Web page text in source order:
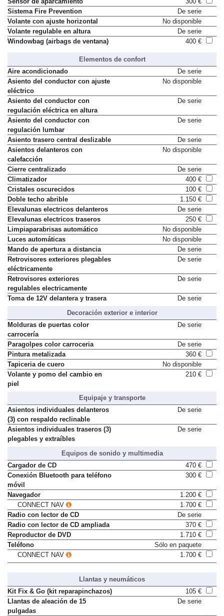
Sistema Fire Prevention
De serie
Volante con ajuste horizontal
No disponible
Volante regulable en altura
De serie
Windowbag (airbags de ventana)
400 €
Elementos de confort
Aire acondicionado
De serie
Asiento del conductor con ajuste
eléctrico
No disponible
Asiento del conductor con
regulación eléctrica en altura
De serie
Asiento del conductor con
regulación lumbar
De serie
Asiento trasero central deslizable
De serie
Asientos delanteros con
calefacción
No disponible
Cierre centralizado
De serie
Climatizador
400 €
Cristales oscurecidos
100 €
Doble techo abrible
1.150 €
Elevalunas electricos delanteros
De serie
Elevalunas electricos traseros
250 €
Limpiaparabrisas automático
No disponible
Luces automáticas
No disponible
Mando de apertura a distancia
De serie
Retrovisores exteriores plegables
eléctricamente
De serie
Retrovisores exteriores
regulables electricamente
De serie
Toma de 12V delantera y trasera
De serie
Decoración exterior e interior
Molduras de puertas color
carrocería
De serie
Paragolpes color carroceria
De serie
Pintura metalizada
360 €
Tapiceria de cuero
No disponible
Volante y pomo del cambio en
piel
210 €
Equipaje y transporte
Asientos individuales delanteros
(3) con respaldo reclinable
De serie
Asientos individuales traseros (3)
plegables y extraíbles
De serie
Equipos de sonido y multimedia
Cargador de CD
470 €
Conexión Bluetooth para teléfono
móvil
300 €
Navegador
1.200 €
CONNECT NAV
1.700 €
Radio con lector de CD
De serie
Radio con lector de CD ampliada
370 €
Reproductor de DVD
1.710 €
Teléfono
Sólo en paquete
CONNECT NAV
1.700 €
Llantas y neumáticos
Kit Fix & Go (kit reparapinchazos)
105 €
Llantas de aleación de 15
pulgadas
De serie